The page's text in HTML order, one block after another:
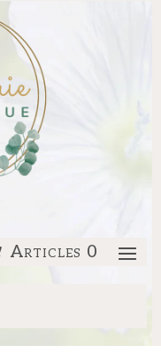
Articles 0